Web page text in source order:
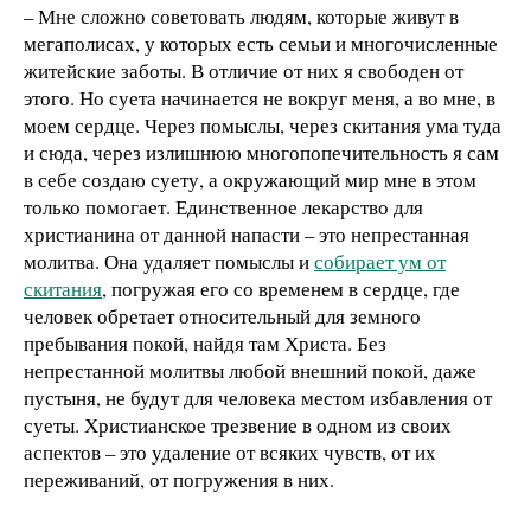
– Мне сложно советовать людям, которые живут в
мегаполисах, у которых есть семьи и многочисленные
житейские заботы. В отличие от них я свободен от
этого. Но суета начинается не вокруг меня, а во мне, в
моем сердце. Через помыслы, через скитания ума туда
и сюда, через излишнюю многопопечительность я сам
в себе создаю суету, а окружающий мир мне в этом
только помогает. Единственное лекарство для
христианина от данной напасти – это непрестанная
молитва. Она удаляет помыслы исобирает ум от
скитания, погружая его со временем в сердце, где
человек обретает относительный для земного
пребывания покой, найдя там Христа. Без
непрестанной молитвы любой внешний покой, даже
пустыня, не будут для человека местом избавления от
суеты. Христианское трезвение в одном из своих
аспектов – это удаление от всяких чувств, от их
переживаний, от погружения в них.